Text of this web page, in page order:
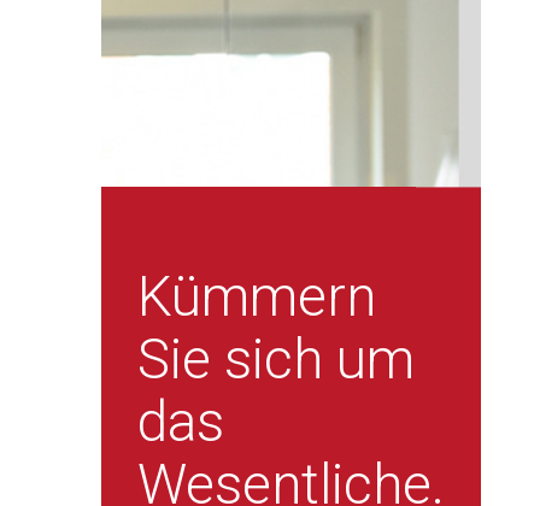
Kümmern
Sie sich um
das
Wesentliche.